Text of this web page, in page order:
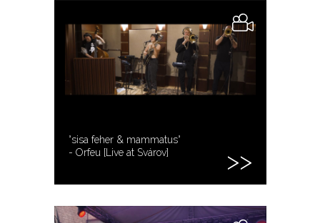
°sisa feher & mammatus°
- Orfeu [Live at Svárov]